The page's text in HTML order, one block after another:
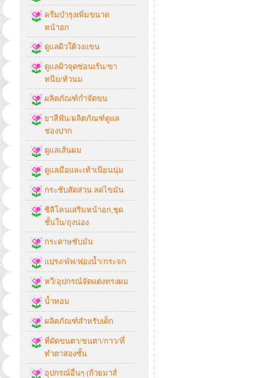
ครีมบำรุงเพิ่มขนาด
หน้าอก
ดูแลผิวใต้วงแขน
ดูแลผิวจุดซ่อนเร้น/ขา
หนีบ/หัวนม
ผลิตภัณฑ์กำจัดขน
ยาสีฟัน/ผลิตภัณฑ์ดูแล
ช่องปาก
ดูแลเส้นผม
ดูแลมือและเท้าเนียนนุ่ม
กระชับสัดส่วน ลดไขมัน
ซิลิโคนเสริมหน้าอก,ชุด
ชั้นใน/ถุงน่อง
กระดาษซับมัน
แปรง/พัฟ/ฟองน้ำ/กระจก
หวี/อุปกรณ์จัดแต่งทรงผม
น้ำหอม
ผลิตภัณฑ์สำหรับเด็ก
ที่ดัดขนตา/ขนตา/กาว/ที่
ทำตาสองชั้น
อุปกรณ์อื่นๆ (ถ้วยมาส์